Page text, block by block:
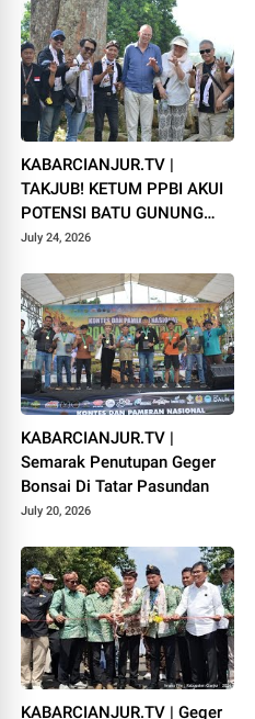
KABARCIANJUR.TV |
TAKJUB! KETUM PPBI AKUI
POTENSI BATU GUNUNG
PADANG
July 24, 2026
KABARCIANJUR.TV |
Semarak Penutupan Geger
Bonsai Di Tatar Pasundan
July 20, 2026
KABARCIANJUR.TV | Geger